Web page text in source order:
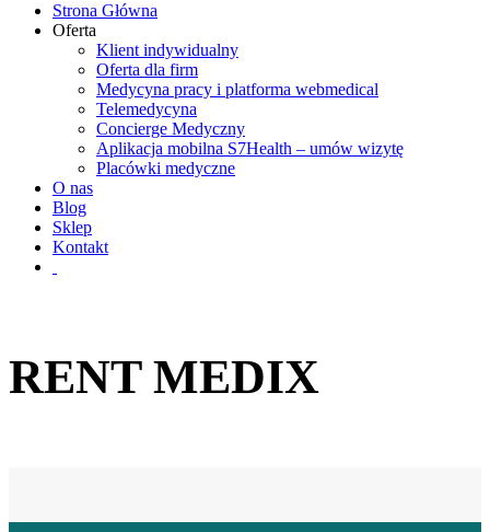
Strona Główna
Oferta
Klient indywidualny
Oferta dla firm
Medycyna pracy i platforma webmedical
Telemedycyna
Concierge Medyczny
Aplikacja mobilna S7Health – umów wizytę
Placówki medyczne
O nas
Blog
Sklep
Kontakt
RENT MEDIX